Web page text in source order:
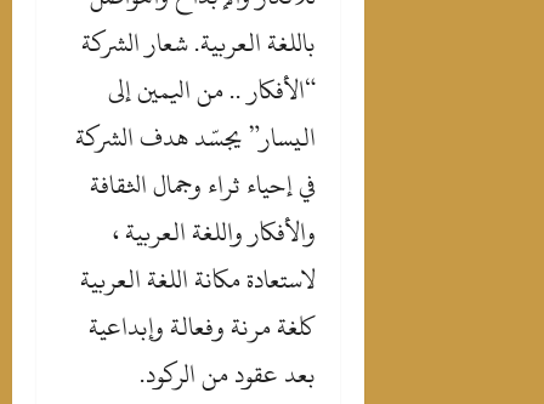
باللغة العربية. شعار الشركة
“الأفكار .. من اليمين إلى
اليسار” يجسّد هدف الشركة
في إحياء ثراء وجمال الثقافة
والأفكار واللغة العربية ،
لاستعادة مكانة اللغة العربية
كلغة مرنة وفعالة وإبداعية
بعد عقود من الركود.